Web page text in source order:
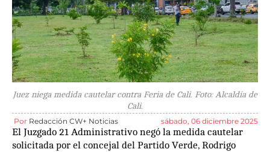
Juez niega medida cautelar contra Feria de Cali. Foto: Alcaldía de
Cali.
Por Redacción CW+ Noticias sábado, 06 diciembre 2025
El Juzgado 21 Administrativo negó la medida cautelar
solicitada por el concejal del Partido Verde, Rodrigo